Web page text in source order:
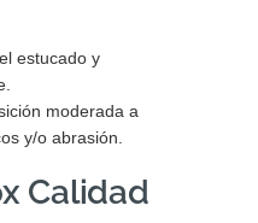
estucado y
moderada a
y/o abrasión.
Calidad